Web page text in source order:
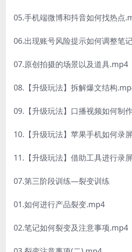
05.手机端微博和抖音如何找热点
06.出现账号风险提示如何调整笔
07.原创拍摄的场景以及道具.mp4
08.【升级玩法】拆解爆文结构
09.【升级玩法】口播视频如何制
10.【升级玩法】苹果手机如何录
11.【升级玩法】借助工具进行录
07.第三阶段训练—裂变训练
01.如何进行产品裂变.mp4
02.笔记如何裂变及注意事项.mp4